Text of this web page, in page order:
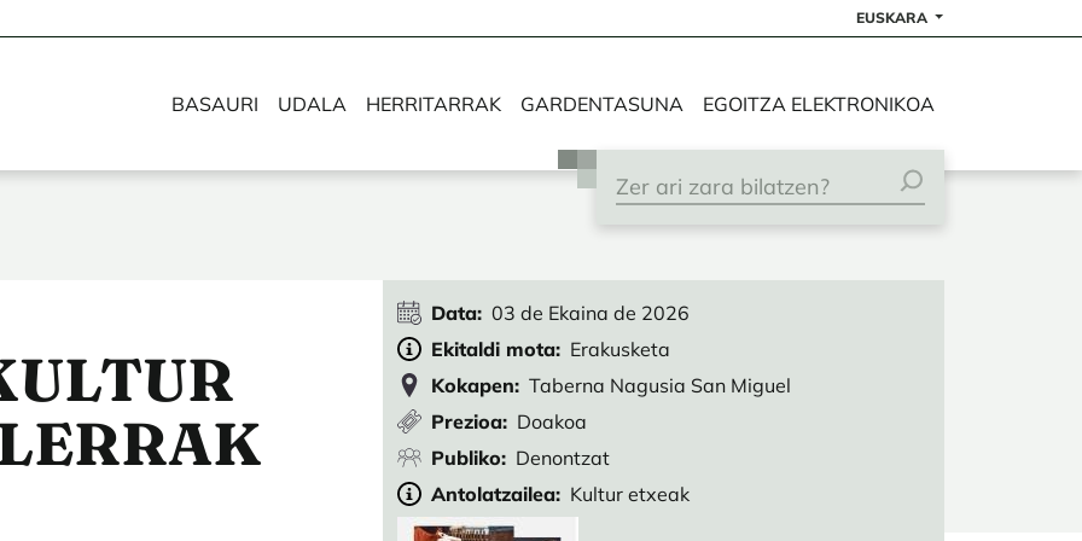
EUSKARA
BASAURI UDALA HERRITARRAK GARDENTASUNA EGOITZA ELEKTRONIKOA
Data 03 de Ekaina de 2026
Ekitaldi mota
Erakusketa
Kokapen
Taberna Nagusia San Miguel
Prezioa
Doakoa
Publiko
Denontzat
Antolatzailea
Kultur etxeak